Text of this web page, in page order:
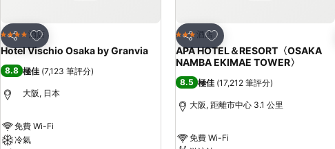
分享
放到收藏夾
4 星級 酒店
Hotel Vischio Osaka by Granvia
8.8 極佳 (7,123 筆評分)
大阪, 日本
免費 Wi-Fi
冷氣
分享
放到收藏夾
3 星級酒店
APA HOTEL＆RESORT〈OSAKA
NAMBA EKIMAE TOWER〉
8.5 極佳 (17,212 筆評分)
大阪, 距離市中心 3.1 公里
免費 Wi-Fi